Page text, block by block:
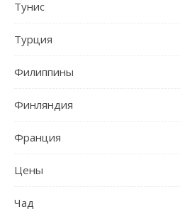
Тунис
Турция
Филиппины
Финляндия
Франция
Цены
Чад